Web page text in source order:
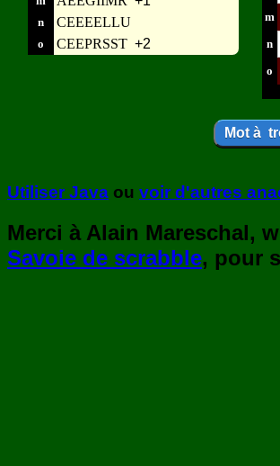
n CEEEELLU
o CEEPRSST +2
m
n
o
Utiliser Java ou voir d'autres
Merci à Alain Mareschal,
Savoie de scrabble, pour